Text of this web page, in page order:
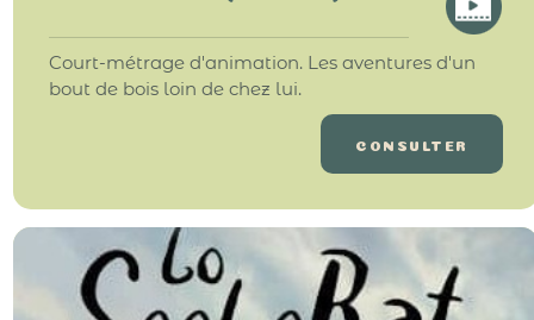
Court-métrage d'animation. Les aventures d'un
bout de bois loin de chez lui.
CONSULTER